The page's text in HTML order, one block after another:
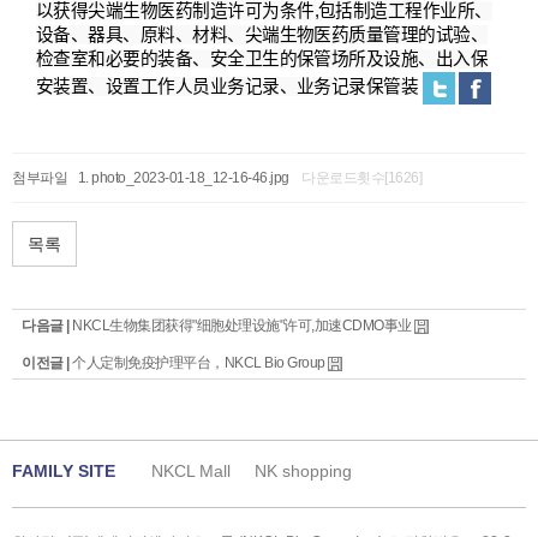
以获得尖端生物医药制造许可为条件,包括制造工程作业所、
设备、器具、原料、材料、尖端生物医药质量管理的试验、
检查室和必要的装备、安全卫生的保管场所及设施、出入保
安装置、 设置工作人员业务记录、 业务记录保管装
첨부파일 photo_2023-01-18_12-16-46.jpg 다운로드횟수[1626]
목록
다음글 | NKCL生物集团获得"细胞处理设施"许可,加速CDMO事业
이전글 | 个人定制免疫护理平台，NKCL Bio Group
FAMILY SITE NKCL Mall NK shopping